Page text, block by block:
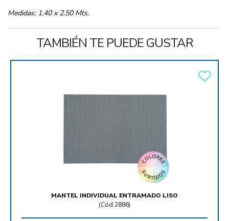
Medidas: 1.40 x 2.50 Mts.
TAMBIÉN TE PUEDE GUSTAR
MANTEL INDIVIDUAL ENTRAMADO LISO
(Cód.2886)